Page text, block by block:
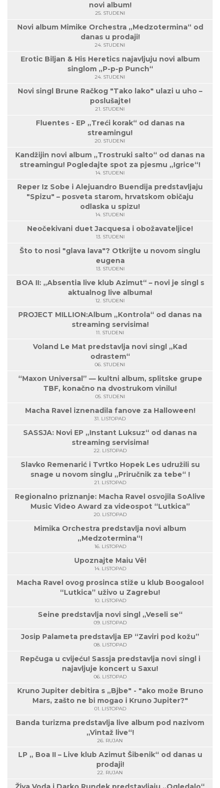
novi album!
25. STUDENI
Novi album Mimike Orchestra „Medzotermina“ od
danas u prodaji!
24. STUDENI
Erotic Biljan & His Heretics najavljuju novi album
singlom „P-p-p Punch“
24. STUDENI
Novi singl Brune Račkog "Tako lako" ulazi u uho –
poslušajte!
21. STUDENI
Fluentes - EP „Treći korak“ od danas na
streamingu!
20. STUDENI
Kandžijin novi album „Trostruki salto“ od danas na
streamingu! Pogledajte spot za pjesmu „Igrice“!
14. STUDENI
Reper Iz Sobe i Alejuandro Buendija predstavljaju
"Spizu" – posveta starom, hrvatskom običaju
odlaska u spizu!
14. STUDENI
Neočekivani duet Jacquesa i obožavateljice!
13. STUDENI
Što to nosi "glava lava"? Otkrijte u novom singlu
eugena
13. STUDENI
BOA II: „Absentia live klub Azimut“ – novi je singl s
aktualnog live albuma!
12. STUDENI
PROJECT MILLION:Album „Kontrola“ od danas na
streaming servisima!
11. STUDENI
Voland Le Mat predstavlja novi singl „Kad
odrastem“
06. STUDENI
“Maxon Universal” — kultni album, splitske grupe
TBF, konačno na dvostrukom vinilu!
05. STUDENI
Macha Ravel iznenadila fanove za Halloween!
31. LISTOPAD
SASSJA: Novi EP „Instant Luksuz“ od danas na
streaming servisima!
22. LISTOPAD
Slavko Remenarić i Tvrtko Hopek Les udružili su
snage u novom singlu „Priručnik za tebe“ !
21. LISTOPAD
Regionalno priznanje: Macha Ravel osvojila SoAlive
Music Video Award za videospot “Lutkica”
20. LISTOPAD
Mimika Orchestra predstavlja novi album
„Medzotermina“!
16. LISTOPAD
Upoznajte Maiu Vë!
14. LISTOPAD
Macha Ravel ovog prosinca stiže u klub Boogaloo!
“Lutkica” uživo u Zagrebu!
10. LISTOPAD
Seine predstavlja novi singl „Veseli se“
09. LISTOPAD
Josip Palameta predstavlja EP “Zaviri pod kožu”
08. LISTOPAD
Repčuga u cvijeću! Sassja predstavlja novi singl i
najavljuje koncert u Saxu!
06. LISTOPAD
Kruno Jupiter debitira s „Bjbe" - "ako može Bruno
Mars, zašto ne bi mogao i Kruno Jupiter?"
01. LISTOPAD
Banda turizma predstavlja live album pod nazivom
„Vintaž live“!
26. RUJAN
LP „ Boa II – Live klub Azimut Šibenik“ od danas u
prodaji!
22. RUJAN